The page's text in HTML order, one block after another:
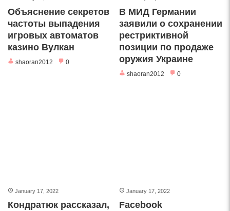
Объяснение секретов
частоты выпадения
игровых автоматов
казино Вулкан
shaoran2012 0
В МИД Германии
заявили о сохранении
рестриктивной
позиции по продаже
оружия Украине
shaoran2012 0
January 17, 2022
Кондратюк рассказал,
January 17, 2022
Facebook